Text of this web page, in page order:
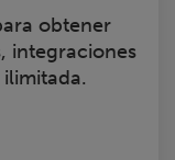
obtener
integraciones